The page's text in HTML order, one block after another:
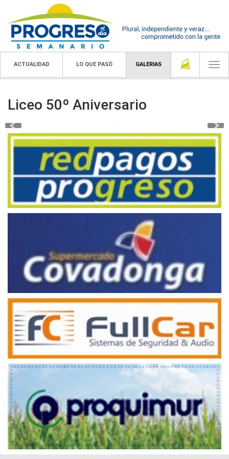
ACTUALIDAD LO QUE PASÓ GALERIAS
Liceo 50º Aniversario